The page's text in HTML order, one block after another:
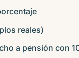
reales)
a pensión con